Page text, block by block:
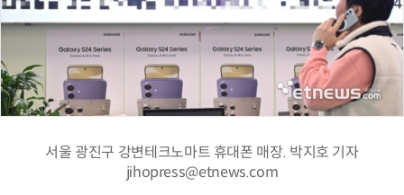
서울 광진구 강변테크노마트 휴대폰 매장. 박지호 기자
jihopress@etnews.com